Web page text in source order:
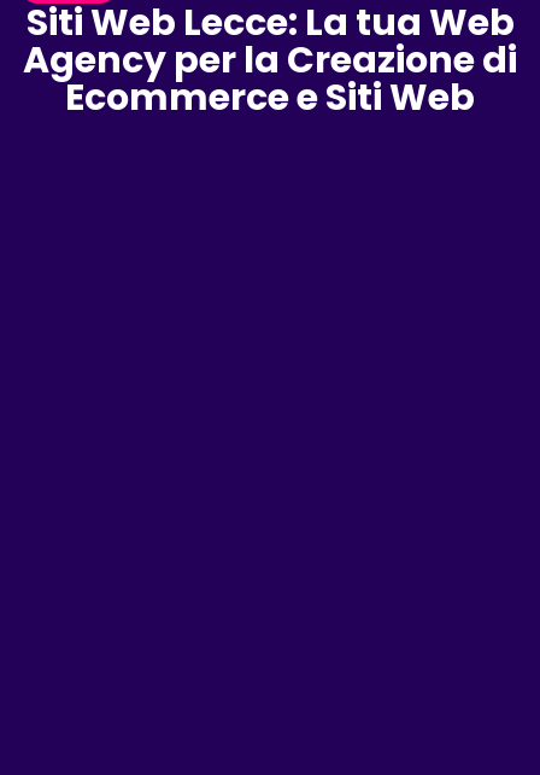
Siti Web Lecce: La tua Web
Agency per la Creazione di
Ecommerce e Siti Web